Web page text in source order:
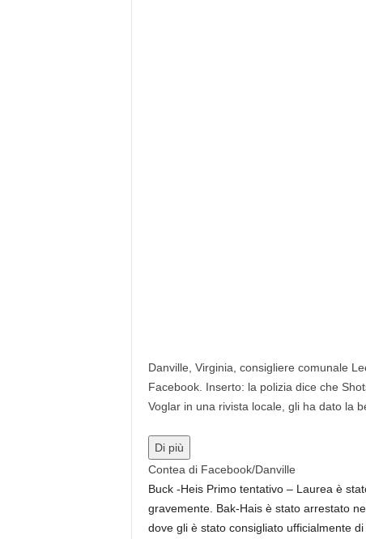
Danville, Virginia, consigliere comunale
Facebook. Inserto: la polizia dice che
Voglar in una rivista locale, gli ha dato la
Di più
Contea di Facebook/Danville
Buck -Heis Primo tentativo – Laurea è
gravemente. Bak-Hais è stato arrestato
dove gli è stato consigliato ufficialmente